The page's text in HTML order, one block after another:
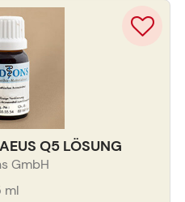
Q5 LÖSUNG
GmbH
ml